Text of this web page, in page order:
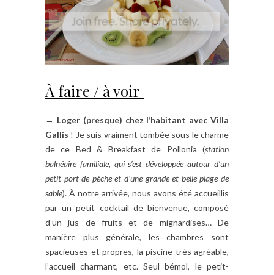
À faire / à voir
→ Loger (presque) chez l’habitant avec Villa
Gallis ! Je suis vraiment tombée sous le charme
de ce Bed & Breakfast de Pollonia (station
balnéaire familiale, qui s’est développée autour d’un
petit port de pêche et d’une grande et belle plage de
sable). À notre arrivée, nous avons été accueillis
par un petit cocktail de bienvenue, composé
d’un jus de fruits et de mignardises… De
manière plus générale, les chambres sont
spacieuses et propres, la piscine très agréable,
l’accueil charmant, etc. Seul bémol, le petit-